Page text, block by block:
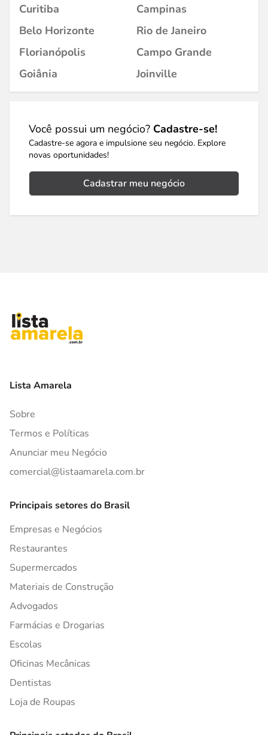
Curitiba
Campinas
Belo Horizonte
Rio de Janeiro
Florianópolis
Campo Grande
Goiânia
Joinville
Você possui um negócio? Cadastre-se!
Cadastre-se agora e impulsione seu negócio. Explore
novas oportunidades!
Cadastrar meu negócio
Lista Amarela
Sobre
Termos e Políticas
Anunciar meu Negócio
comercial@listaamarela.com.br
Principais setores do Brasil
Empresas e Negócios
Restaurantes
Supermercados
Materiais de Construção
Advogados
Farmácias e Drogarias
Escolas
Oficinas Mecânicas
Dentistas
Loja de Roupas